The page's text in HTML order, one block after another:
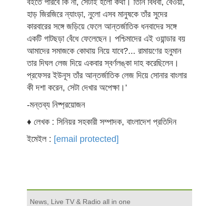
বইতে পারবে কি না, সেটাই হলো কথা। তিনি বিধবা, বেওয়া,
হাড় জিরজিরে ন্যাংড়া, নুলো এসব মানুষকে তাঁর সুদের
কারবারের সঙ্গে জড়িয়ে ফেলে আন্তর্জাতিক ধনবাদের সঙ্গে
একটি গাটছড়া বেঁধে ফেলেছেন। পশ্চিমাদের এই ওয়ান্ডার বয়
আমাদের সমাজকে কোথায় নিয়ে যাবে?... রামায়ণের হনুমান
তার দিঘল লেজ দিয়ে একবার স্বর্ণলঙ্কা দাহ করেছিলেন।
প্রফেসর ইউনূস তাঁর আন্তর্জাতিক লেজ দিয়ে সোনার বাংলার
কী দশা করেন, সেটা দেখার অপেক্ষা।’
-মন্তব্য নিষ্প্রয়োজন
♦ লেখক : সিনিয়র সহকারী সম্পাদক, বাংলাদেশ প্রতিদিন
ইমেইল : [email protected]
News, Live TV & Radio all in one